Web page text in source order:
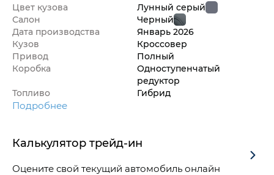
Цвет кузова
Лунный серый
Салон
Черный
Дата производства
Январь 2026
Кузов
Кроссовер
Привод
Полный
Коробка
Одноступенчатый
редуктор
Топливо
Гибрид
Подробнее
Калькулятор трейд-ин
Оцените свой текущий автомобиль онлайн